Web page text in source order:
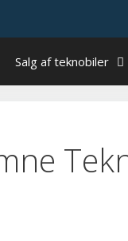
Salg af teknobiler